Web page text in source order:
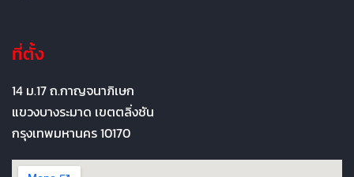
ที่ตั้ง
14 ม.17 ถ.กาญจนาภิเษก
แขวงบางระมาด เขตตลิ่งชัน
กรุงเทพมหานคร 10170